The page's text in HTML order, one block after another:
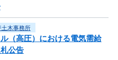
土木事務所
（高圧）における電気需給
公告